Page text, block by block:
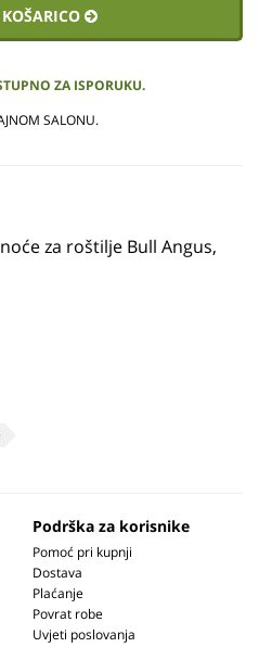
ZA ISPORUKU.
SALONU.
za roštilje Bull Angus,
Podrška za korisnike
Pomoć pri kupnji
Dostava
Plaćanje
Povrat robe
Uvjeti poslovanja